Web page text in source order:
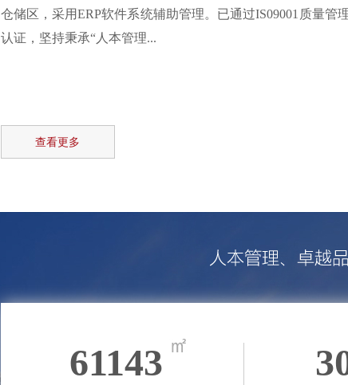
仓储区，采用ERP软件系统辅助管理。已通过IS09001质量管
认证，坚持秉承“人本管理...
查看更多
61143